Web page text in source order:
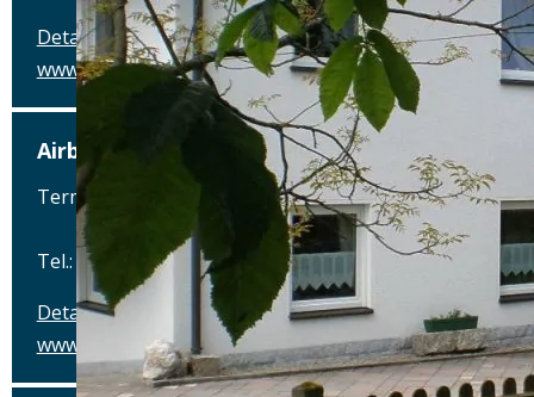
Details
www.gasthof-pension-waldfrieden.de
Airbräu am Flughafen München
Terminalstraße Mitte 18, 85356 München-Flughafen
Tel.: Tel.: 089 - 97593111
Details
www.airbraeu.de